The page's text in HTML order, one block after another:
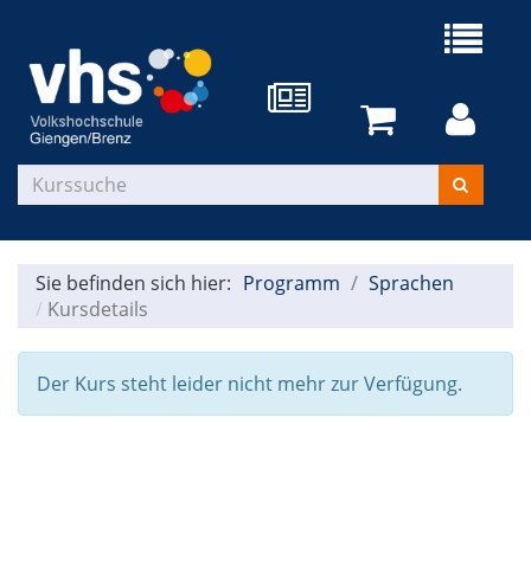
Sie befinden sich hier: Programm
Sprachen
Kursdetails
Der Kurs steht leider nicht mehr zur Verfügung.